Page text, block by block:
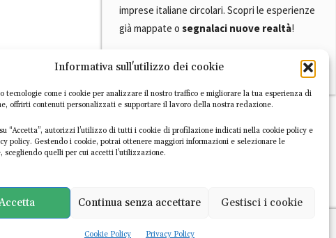
Informativa sull'utilizzo dei cookie
tecnologie come i cookie per analizzare il nostro traffico e migliorare la tua esperienza di
offrirti contenuti personalizzati e supportare il lavoro della nostra redazione.
“Accetta”, autorizzi l’utilizzo di tutti i cookie di profilazione indicati nella cookie policy e
policy. Gestendo i cookie, potrai ottenere maggiori informazioni e selezionare le
scegliendo quelli per cui accetti l’utilizzazione.
Continua senza accettare Gestisci i cookie
Cookie Policy Privacy Policy
imprese italiane circolari. Scopri le esperienze
già mappate o segnalaci nuove realtà!
SCOPRI L'ATLANTE